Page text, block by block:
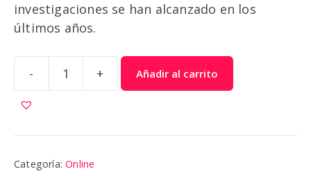
investigaciones se han alcanzado en los
últimos años.
-
Tecnología
+ Añadir al carrito
Categoría:Online